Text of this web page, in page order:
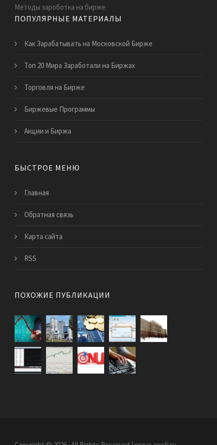
Методы зароботка на бирже
ПОПУЛЯРНЫЕ МАТЕРИАЛЫ
Как Зарабатывать на Московской Бирже
Топ 20 Мира Заработали на Биржах
Торговля на Бирже
Биржевые Программы
Акции и Биржа
БЫСТРОЕ МЕНЮ
Главная
Обратная связь
Карта сайта
RSS
ПОХОЖИЕ ПУБЛИКАЦИИ